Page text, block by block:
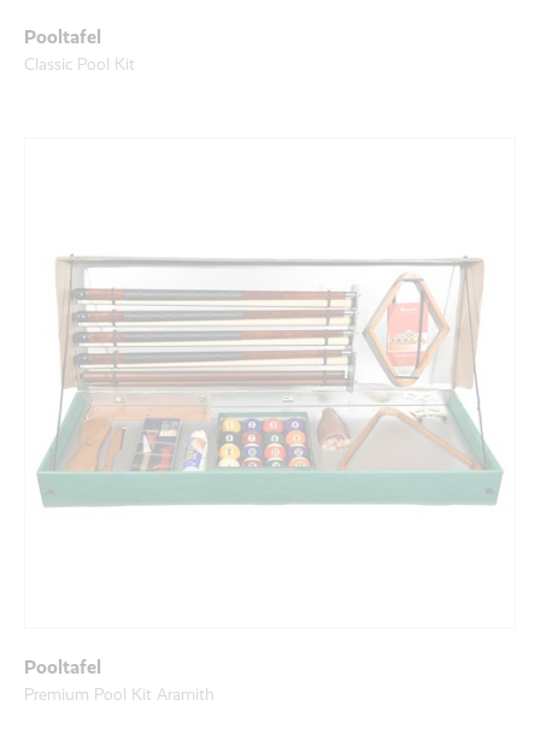
Pooltafel
Classic Pool Kit
Pooltafel
Premium Pool Kit Aramith